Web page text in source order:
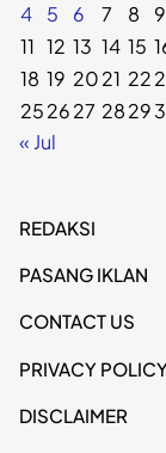
4
5 6 7 8 9
11 12 13 14 15
18 19 2021 22
252627 2829
« Jul
REDAKSI
PASANG IKLAN
CONTACT US
PRIVACY
DISCLAIMER